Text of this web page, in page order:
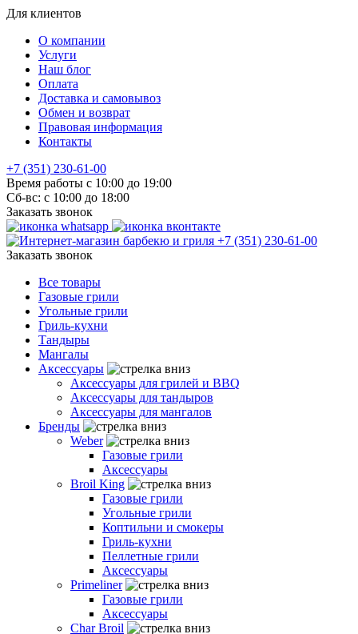
Для клиентов
О компании
Услуги
Наш блог
Оплата
Доставка и самовывоз
Обмен и возврат
Правовая информация
Контакты
+7 (351) 230-61-00
Время работы с 10:00 до 19:00
Сб-вс: с 10:00 до 18:00
Заказать звонок
+7 (351) 230-61-00
Заказать звонок
Все товары
Газовые грили
Угольные грили
Гриль-кухни
Тандыры
Мангалы
Аксессуары
Аксессуары для грилей и BBQ
Аксессуары для тандыров
Аксессуары для мангалов
Бренды
Weber
Газовые грили
Аксессуары
Broil King
Газовые грили
Угольные грили
Коптильни и смокеры
Гриль-кухни
Пеллетные грили
Аксессуары
Primeliner
Газовые грили
Аксессуары
Char Broil